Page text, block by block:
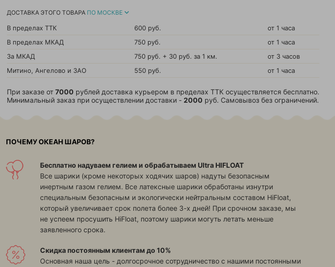
ДОСТАВКА ЭТОГО ТОВАРА ПО МОСКВЕ
В пределах ТТК 600 руб.
от 1 часа
В пределах МКАД
750 руб.
от 1 часа
За МКАД
750 руб. + 30 руб. за 1 км.
от 3 часов
Митино, Ангелово и ЗАО
550 руб. от 1 часа
При заказе от 7000 рублей доставка курьером в пределах ТТК осуществляется бесплатно.
Минимальный заказ при осуществлении доставки - 2000 руб. Самовывоз без ограничений.
ПОЧЕМУ ОКЕАН ШАРОВ?
Бесплатно надуваем гелием и обрабатываем Ultra HIFLOAT
Все шарики (кроме некоторых ходячих шаров) надуты безопасным
инертным газом гелием. Все латексные шарики обработаны изнутри
специальным безопасным и экологически нейтральным составом HiFloat,
который увеличивает срок полета более 3-х дней! При срочном заказе, мы
не успеем просушить HiFloat, поэтому шарики могуть летать меньше
заявленного срока.
Скидка постоянным клиентам до 10%
Основная наша цель - долгосрочное сотрудничество с нашими постоянными